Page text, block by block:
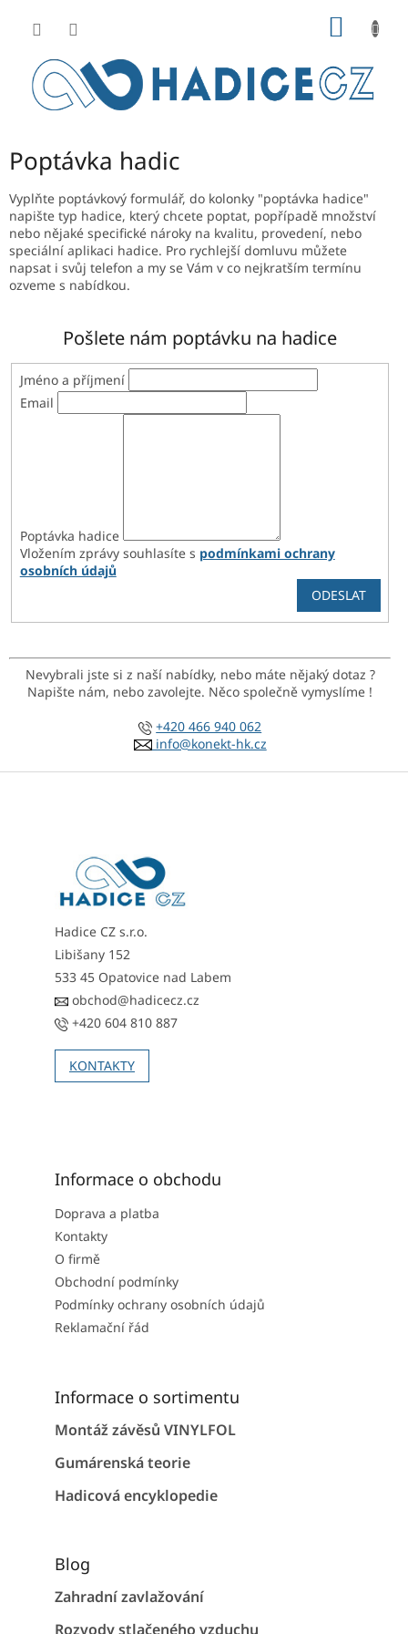
Poptávka hadic
Vyplňte poptávkový formulář, do kolonky "poptávka hadice"
napište typ hadice, který chcete poptat, popřípadě množství
nebo nějaké specifické nároky na kvalitu, provedení, nebo
speciální aplikaci hadice. Pro rychlejší domluvu můžete
napsat i svůj telefon a my se Vám v co nejkratším termínu
ozveme s nabídkou.
Pošlete nám poptávku na hadice
Jméno a příjmení
Email
Poptávka hadice
Vložením zprávy souhlasíte s podmínkami ochrany
osobních údajů
Nevybrali jste si z naší nabídky, nebo máte nějaký dotaz ?
Napište nám, nebo zavolejte. Něco společně vymyslíme !
+420 466 940 062
info@konekt-hk.cz
Z
Hadice CZ s.r.o.
Libišany 152
533 45 Opatovice nad Labem
obchod@hadicecz.cz
+420 604 810 887
KONTAKTY
Informace o obchodu
Doprava a platba
Kontakty
O firmě
Obchodní podmínky
Podmínky ochrany osobních údajů
Reklamační řád
Informace o sortimentu
Montáž závěsů VINYLFOL
Gumárenská teorie
Hadicová encyklopedie
Blog
Zahradní zavlažování
Rozvody stlačeného vzduchu